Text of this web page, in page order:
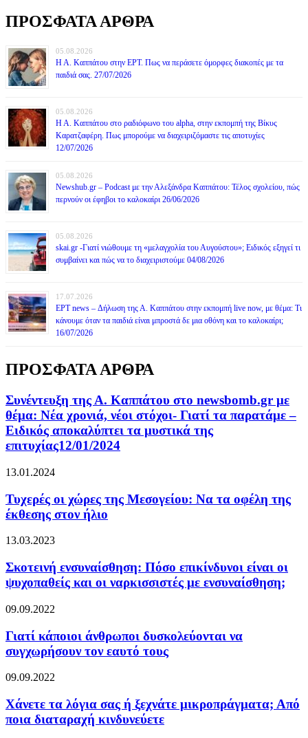
ΠΡΟΣΦΑΤΑ ΑΡΘΡΑ
05.08.2026
Η Α. Καππάτου στην ΕΡΤ. Πως να περάσετε όμορφες διακοπές με τα
παιδιά σας. 27/07/2026
05.08.2026
Η Α. Καππάτου στο ραδιόφωνο του alpha, στην εκπομπή της Βίκυς
Καρατζαφέρη. Πως μπορούμε να διαχειριζόμαστε τις αποτυχίες
12/07/2026
05.08.2026
Newshub.gr – Podcast με την Αλεξάνδρα Καππάτου: Τέλος σχολείου, πώς
περνούν οι έφηβοι το καλοκαίρι 26/06/2026
05.08.2026
skai.gr -Γιατί νιώθουμε τη «μελαγχολία του Αυγούστου»; Ειδικός εξηγεί τι
συμβαίνει και πώς να το διαχειριστούμε 04/08/2026
17.07.2026
ΕΡΤ news – Δήλωση της Α. Καππάτου στην εκπομπή live now, με θέμα: Τι
κάνουμε όταν τα παιδιά είναι μπροστά δε μια οθόνη και το καλοκαίρι;
16/07/2026
ΠΡΟΣΦΑΤΑ ΑΡΘΡΑ
Συνέντευξη της Α. Καππάτου στο newsbomb.gr με
θέμα: Νέα χρονιά, νέοι στόχοι- Γιατί τα παρατάμε –
Ειδικός αποκαλύπτει τα μυστικά της
επιτυχίας12/01/2024
13.01.2024
Τυχερές οι χώρες της Μεσογείου: Να τα οφέλη της
έκθεσης στον ήλιο
13.03.2023
Σκοτεινή ενσυναίσθηση: Πόσο επικίνδυνοι είναι οι
ψυχοπαθείς και οι ναρκισσιστές με ενσυναίσθηση;
09.09.2022
Γιατί κάποιοι άνθρωποι δυσκολεύονται να
συγχωρήσουν τον εαυτό τους
09.09.2022
Χάνετε τα λόγια σας ή ξεχνάτε μικροπράγματα; Από
ποια διαταραχή κινδυνεύετε